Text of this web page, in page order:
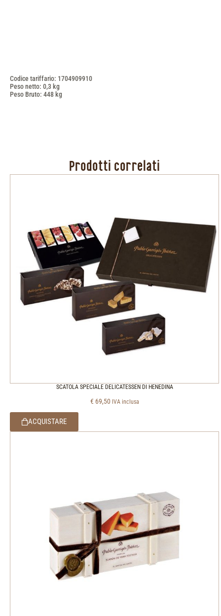
Codice tariffario: 1704909910
Peso netto: 0,3 kg
Peso Bruto: 448 kg
Prodotti correlati
SCATOLA SPECIALE DELICATESSEN DI HENEDINA
€ 69,50 IVA inclusa
ACQUISTARE